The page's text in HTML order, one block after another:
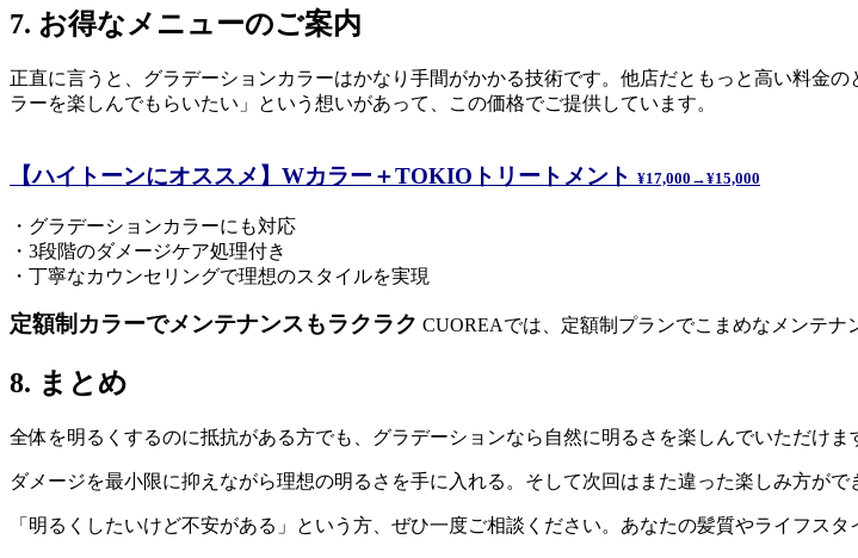
7. お得なメニューのご案内
正直に言うと、グラデーションカラーはかなり手間がかかる技術です。他店だともっと高い料金
ラーを楽しんでもらいたい」という想いがあって、この価格でご提供しています。
【ハイトーンにオススメ】Wカラー＋TOKIOトリートメント ¥17,000→¥15,000
・グラデーションカラーにも対応
・3段階のダメージケア処理付き
・丁寧なカウンセリングで理想のスタイルを実現
定額制カラーでメンテナンスもラクラク CUOREAでは、定額制プランでこまめなメンテナ
8. まとめ
全体を明るくするのに抵抗がある方でも、グラデーションなら自然に明るさを楽しんでいただけま
ダメージを最小限に抑えながら理想の明るさを手に入れる。そして次回はまた違った楽しみ方が
「明るくしたいけど不安がある」という方、ぜひ一度ご相談ください。あなたの髪質やライフス